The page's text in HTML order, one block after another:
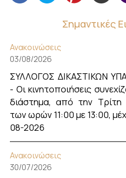
Σημαντικές
Ανακοινώσεις
03/08/2026
ΣΥΛΛΟΓΟΣ ΔΙΚΑΣΤΙΚΩΝ
- Οι κινητοποιήσεις
διάστημα, από την
των ωρών 11:00 με 13:00,
08-2026
Ανακοινώσεις
30/07/2026